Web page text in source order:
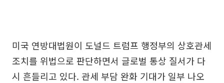
미국 연방대법원이 도널드 트럼프 행정부의 상호관세
조치를 위법으로 판단하면서 글로벌 통상 질서가 다
시 흔들리고 있다. 관세 부담 완화 기대가 일부 나오